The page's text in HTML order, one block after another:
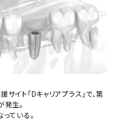
イト「Dキャリアプラス」で、第
発生。
ている。